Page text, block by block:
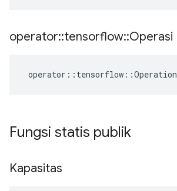
operator::tensorflow::Operasi
operator :: tensorflow ::Operation
Fungsi statis publik
Kapasitas